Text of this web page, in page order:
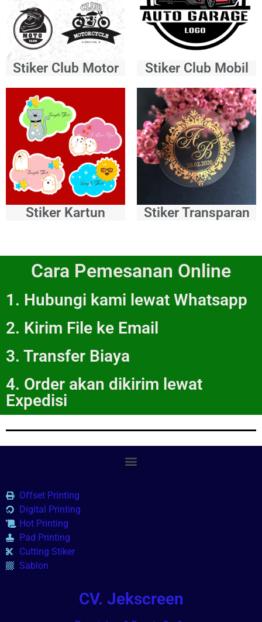
Stiker Club Motor Stiker Club Mobil
Stiker Kartun Stiker Transparan
Cara Pemesanan Online
1. Hubungi kami lewat Whatsapp
2. Kirim File ke Email
3. Transfer Biaya
4. Order akan dikirim lewat
Expedisi
Offset Printing
Digital Printing
Hot Printing
Pad Printing
Cutting Stiker
Sablon
CV. Jekscreen